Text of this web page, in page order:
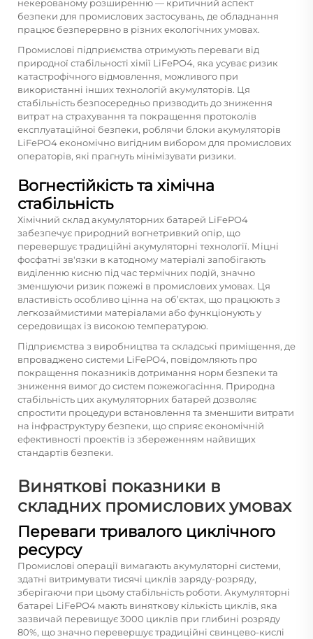
некерованому розширенню — критичний аспект
безпеки для промислових застосувань, де обладнання
працює безперервно в різних екологічних умовах.
Промислові підприємства отримують переваги від
природної стабільності хімії LiFePO4, яка усуває ризик
катастрофічного відмовлення, можливого при
використанні інших технологій акумуляторів. Ця
стабільність безпосередньо призводить до зниження
витрат на страхування та покращення протоколів
експлуатаційної безпеки, роблячи блоки акумуляторів
LiFePO4 економічно вигідним вибором для промислових
операторів, які прагнуть мінімізувати ризики.
Вогнестійкість та хімічна
стабільність
Хімічний склад акумуляторних батарей LiFePO4
забезпечує природний вогнетривкий опір, що
перевершує традиційні акумуляторні технології. Міцні
фосфатні зв'язки в катодному матеріалі запобігають
виділенню кисню під час термічних подій, значно
зменшуючи ризик пожежі в промислових умовах. Ця
властивість особливо цінна на об’єктах, що працюють з
легкозаймистими матеріалами або функціонують у
середовищах із високою температурою.
Підприємства з виробництва та складські приміщення, де
впроваджено системи LiFePO4, повідомляють про
покращення показників дотримання норм безпеки та
зниження вимог до систем пожежогасіння. Природна
стабільність цих акумуляторних батарей дозволяє
спростити процедури встановлення та зменшити витрати
на інфраструктуру безпеки, що сприяє економічній
ефективності проектів із збереженням найвищих
стандартів безпеки.
Виняткові показники в
складних промислових умовах
Переваги тривалого циклічного
ресурсу
Промислові операції вимагають акумуляторні системи,
здатні витримувати тисячі циклів заряду-розряду,
зберігаючи при цьому стабільність роботи. Акумуляторні
батареї LiFePO4 мають виняткову кількість циклів, яка
зазвичай перевищує 3000 циклів при глибині розряду
80%, що значно перевершує традиційні свинцево-кислі